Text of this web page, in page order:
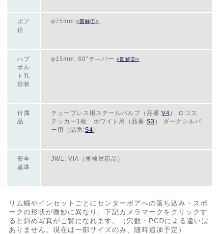
ボア
径
φ75mm<図解①>
ハブ
ボル
ト孔
形状
φ15mm, 60°テ―パー<図解②>
付属
品
チューブレス用スチールバルブ（品番:V4 ） ロゴス
テッカー1枚 ホワイト用（品番:S3 ） ダークシルバ
ー用（品番:S4 ）
安全
基準
JWL, VIA（車検対応品）
リム幅やインセットごとにセンターボアへの落ち込み・スポ
ークの形状が微妙に異なり、下記カメラマークをクリックす
ると斜め写真がご覧になれます。（穴数・PCDによる違いは
ありません。現在は一部サイズのみ、随時追加予定）